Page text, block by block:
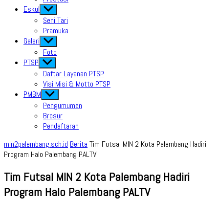
Eskul Show
sub
menu
Seni Tari
Pramuka
Galeri Show
sub
menu
Foto
PTSP Show
sub
menu
Daftar Layanan PTSP
Visi Misi & Motto PTSP
PMBM Show
sub
menu
Pengumuman
Brosur
Pendaftaran
min2palembang.sch.id Berita Tim Futsal MIN 2 Kota Palembang Hadiri
Program Halo Palembang PALTV
Tim Futsal MIN 2 Kota Palembang Hadiri
Program Halo Palembang PALTV